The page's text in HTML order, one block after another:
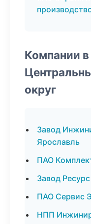
Компании в
округ
Завод
Ярославль
ПАО
Завод
ПАО Сервис
НПП